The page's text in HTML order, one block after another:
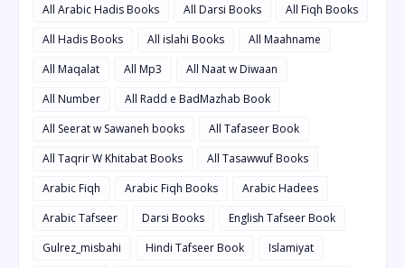
All Arabic Hadis Books
All Darsi Books
All Fiqh Books
All Hadis Books
All islahi Books
All Maahname
All Maqalat
All Mp3
All Naat w Diwaan
All Number
All Radd e BadMazhab Book
All Seerat w Sawaneh books
All Tafaseer Book
All Taqrir W Khitabat Books
All Tasawwuf Books
Arabic Fiqh
Arabic Fiqh Books
Arabic Hadees
Arabic Tafseer
Darsi Books
English Tafseer Book
Gulrez_misbahi
Hindi Tafseer Book
Islamiyat